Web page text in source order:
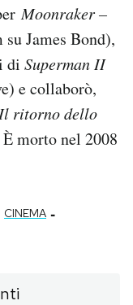
Moonraker –
James Bond),
di Superman II
e collaborò,
Il ritorno dello
È morto nel 2008
CINEMA -